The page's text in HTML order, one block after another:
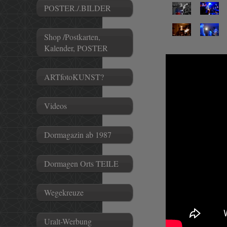
POSTER./.BILDER
Shop /Postkarten,
Kalender, POSTER
ARTfotoKUNST?
Videos
Dormagazin ab 1987
Dormagen Orts TEILE
Wegekreuze
Uralt-Werbung